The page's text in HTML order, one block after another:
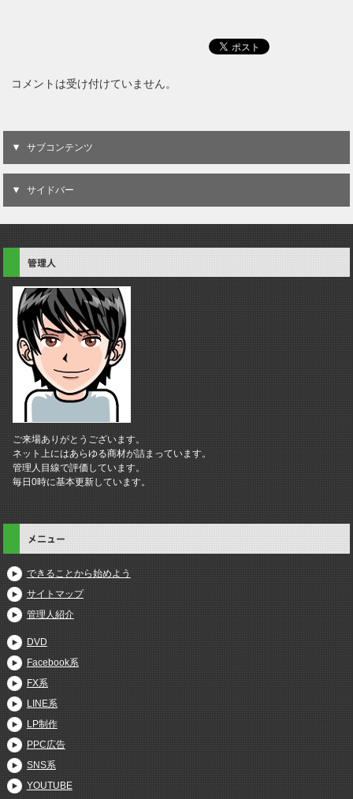
コメントは受け付けていません。
サブコンテンツ
サイドバー
管理人
ご来場ありがとうございます。
ネット上にはあらゆる商材が詰まっています。
管理人目線で評価しています。
毎日0時に基本更新しています。
メニュー
できることから始めよう
サイトマップ
管理人紹介
DVD
Facebook系
FX系
LINE系
LP制作
PPC広告
SNS系
YOUTUBE